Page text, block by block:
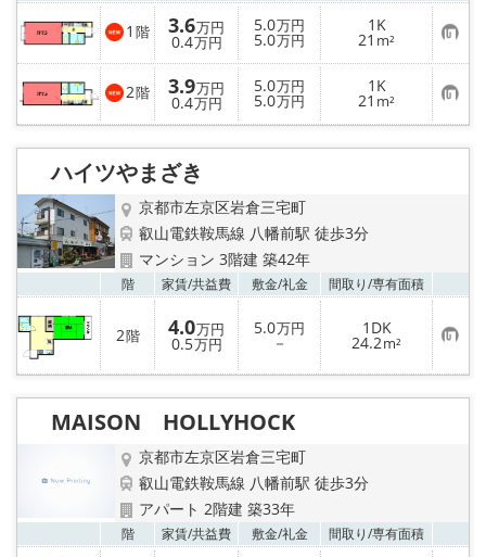
路線·駅から探す
IT重説について
賃貸管理の北白川店
店舗情報·アクセス
会社概要
メールでお問い合わせ
1 階 3.6万円
0.4万円
5.0万円
5.0万円
1K
21 m² お
気
に
入
り
登
録
2階 3.9万円
0.4万円
5.0万円
5.0万円
1K
21 m² お
気
に
入
ハイツやまざき
京都市左京区岩倉三宅町
叡山電鉄鞍馬線 八幡前駅 徒歩3分
マンション 3階建 築42年
階 家賃/共益費 敷金/礼金 間取り/専有面積
2階 4.0万円
0.5万円
5.0万円
－
1DK
24.2m² お
気
に
り
MAISON HOLLYHOCK
京都市左京区岩倉三宅町
叡山電鉄鞍馬線 八幡前駅 徒歩3分
アパート 2階建 築33年
階 家賃/共益費 敷金/礼金 間取り/専有面積